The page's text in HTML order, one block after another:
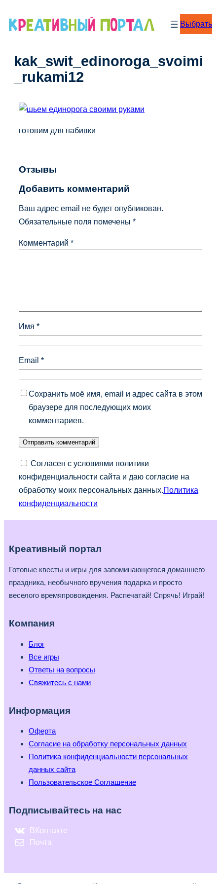
Выбрать
kak_swit_edinoroga_svoimi
_rukami12
готовим для набивки
Отзывы
Добавить комментарий
Ваш адрес email не будет опубликован.
Обязательные поля помечены *
Комментарий *
Имя *
Email *
Сохранить моё имя, email и адрес сайта в этом
браузере для последующих моих
комментариев.
Согласен с условиями политики
конфиденциальности сайта и даю согласие на
обработку моих персональных данных. Политика
конфиденциальности
Креативный портал
Готовые квесты и игры для запоминающегося домашнего
праздника, необычного вручения подарка и просто
веселого времяпровождения. Распечатай! Спрячь! Играй!
Компания
Блог
Все игры
Ответы на вопросы
Свяжитесь с нами
Информация
Оферта
Согласие на обработку персональных данных
Политика конфиденциальности персональных
данных сайта
Пользовательское Соглашение
Подписывайтесь на нас
ВКонтакте
Почта